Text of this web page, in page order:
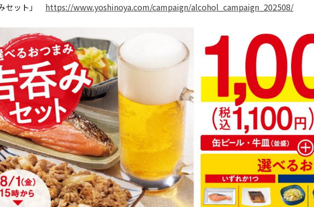
セット」 https://www.yoshinoya.com/campaign/alcohol_campaign_202508/